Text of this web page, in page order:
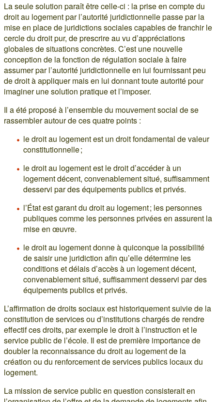
La seule solution paraît être celle-ci : la prise en compte du
droit au logement par l’autorité juridictionnelle passe par la
mise en place de juridictions sociales capables de franchir le
cercle du droit pur, de prescrire au vu d’appréciations
globales de situations concrètes. C’est une nouvelle
conception de la fonction de régulation sociale à faire
assumer par l’autorité juridictionnelle en lui fournissant peu
de droit à appliquer mais en lui donnant toute autorité pour
imaginer une solution pratique et l’imposer.
Il a été proposé à l’ensemble du mouvement social de se
rassembler autour de ces quatre points :
le droit au logement est un droit fondamental de valeur
constitutionnelle ;
le droit au logement est le droit d’accéder à un
logement décent, convenablement situé, suffisamment
desservi par des équipements publics et privés.
l’État est garant du droit au logement ; les personnes
publiques comme les personnes privées en assurent la
mise en œuvre.
le droit au logement donne à quiconque la possibilité
de saisir une juridiction afin qu’elle détermine les
conditions et délais d’accès à un logement décent,
convenablement situé, suffisamment desservi par des
équipements publics et privés.
L’affirmation de droits sociaux est historiquement suivie de la
constitution de services ou d’institutions chargés de rendre
effectif ces droits, par exemple le droit à l’instruction et le
service public de l’école. Il est de première importance de
doubler la reconnaissance du droit au logement de la
création ou du renforcement de services publics locaux du
logement.
La mission de service public en question consisterait en